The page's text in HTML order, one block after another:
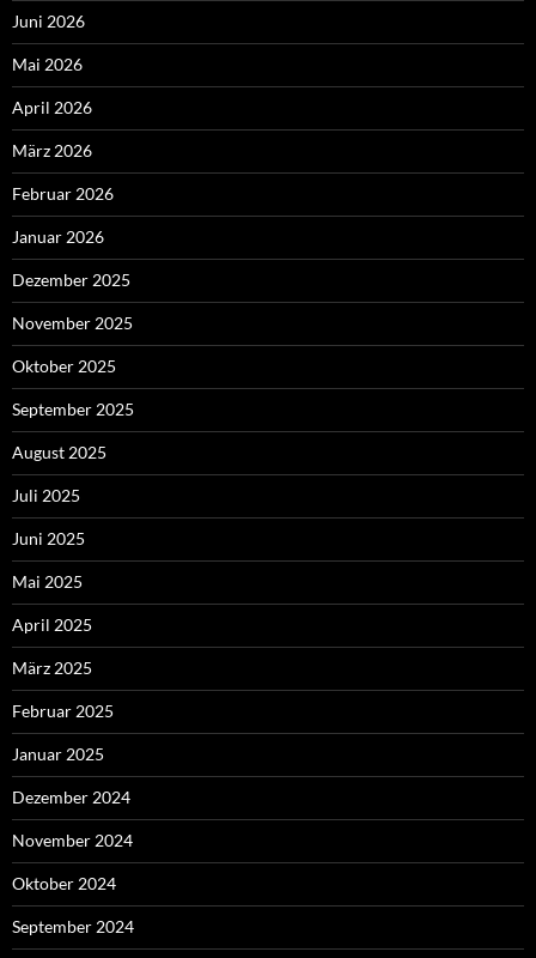
Juni 2026
Mai 2026
April 2026
März 2026
Februar 2026
Januar 2026
Dezember 2025
November 2025
Oktober 2025
September 2025
August 2025
Juli 2025
Juni 2025
Mai 2025
April 2025
März 2025
Februar 2025
Januar 2025
Dezember 2024
November 2024
Oktober 2024
September 2024